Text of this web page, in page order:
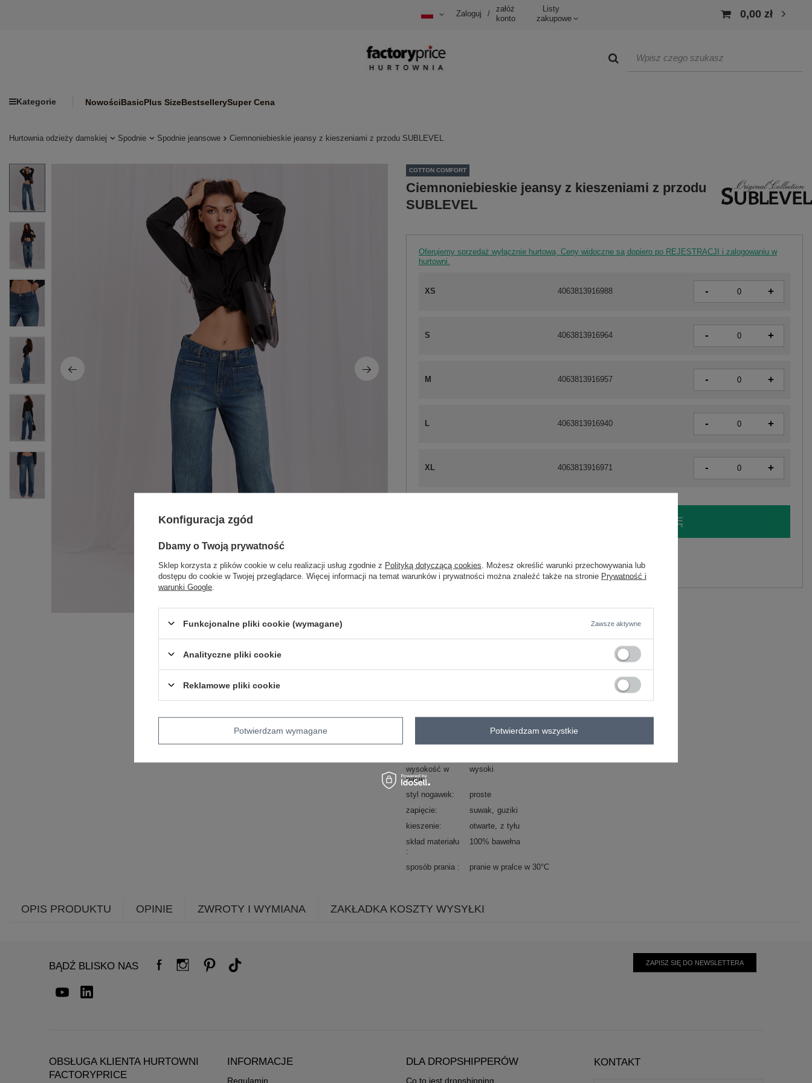
Zaloguj /
załóż
konto
Listy
zakupowe
0,00 zł
Kategorie NowościBasicPlus SizeBestsellerySuper Cena
Hurtownia odzieży damskiej Spodnie Spodnie jeansowe Ciemnoniebieskie jeansy z kieszeniami z przodu SUBLEVEL
COTTON COMFORT
Ciemnoniebieskie jeansy z kieszeniami z przodu
SUBLEVEL
Oferujemy sprzedaż wyłącznie hurtową. Ceny widoczne są dopiero po REJESTRACJI i zalogowaniu w
hurtowni.
XS 4063813916988 - +
S 4063813916964 - +
M 4063813916957 - +
L 4063813916940 - +
XL 4063813916971 - +
ZALOGUJ SIĘ I ZOBACZ CENĘ
Zadzwoń+48 601 547 740 Zadaj pytanie
wzór
gładki
materiał
bawełna
wysokość w
pasie
wysoki
styl nogawek
proste
zapięcie
suwak
guziki
kieszenie
otwarte
z tyłu
skład materiału
100% bawełna
sposób prania pranie w pralce w 30°C
OPIS PRODUKTU OPINIE ZWROTY I WYMIANA ZAKŁADKA KOSZTY WYSYŁKI
BĄDŹ BLISKO NAS ZAPISZ SIĘ DO NEWSLETTERA
OBSŁUGA KLIENTA HURTOWNI
FACTORYPRICE
INFORMACJE
Regulamin
DLA DROPSHIPPERÓW
Co to jest dropshipping
KONTAKT
Konfiguracja zgód
Dbamy o Twoją prywatność
Sklep korzysta z plików cookie w celu realizacji usług zgodnie z Polityką dotyczącą cookies . Możesz określić warunki przechowywania lub
dostępu do cookie w Twojej przeglądarce. Więcej informacji na temat warunków i prywatności można znaleźć także na stronie Prywatność i
warunki Google
Funkcjonalne pliki cookie (wymagane) Zawsze aktywne
Analityczne pliki cookie
Reklamowe pliki cookie
Potwierdzam wymagane Potwierdzam wszystkie